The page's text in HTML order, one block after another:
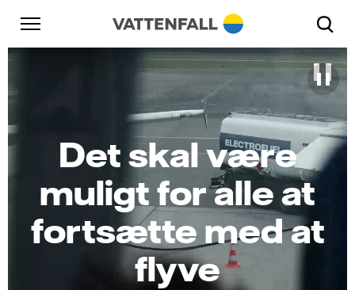
Skift til indhold
Gå til hovednavigation
Gå til sidefod
Det skal være
muligt for alle at
fortsætte med at
flyve
Gå til hovednavigation